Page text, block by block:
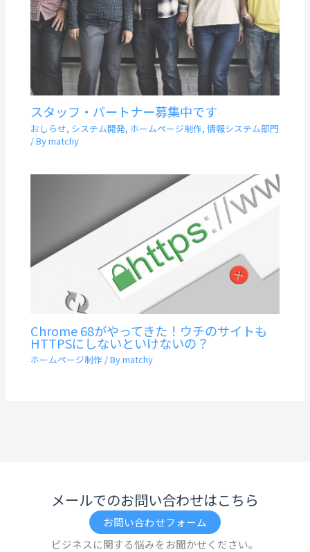
スタッフ・パートナー募集中です
おしらせ, システム開発, ホームページ制作,情報システム部門
/ Bymatchy
Chrome 68がやってきた！ウチのサイトも
HTTPSにしないといけないの？
ホームページ制作 / Bymatchy
メールでのお問い合わせはこちら
お問い合わせフォーム
ビジネスに関する悩みをお聞かせください。